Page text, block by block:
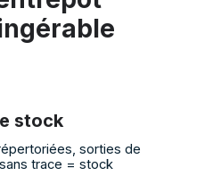
stock
sorties de
trace = stock